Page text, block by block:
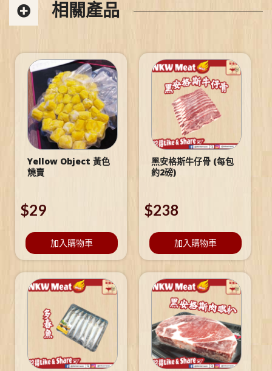
相關產品
Yellow Object 黃色
燒賣
$29
加入購物車
黑安格斯牛仔骨 (每包
約2磅)
$238
加入購物車